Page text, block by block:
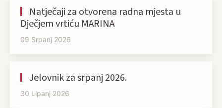
Natječaji za otvorena radna mjesta u
Dječjem vrtiću MARINA
09 Srpanj 2026
Jelovnik za srpanj 2026.
30 Lipanj 2026